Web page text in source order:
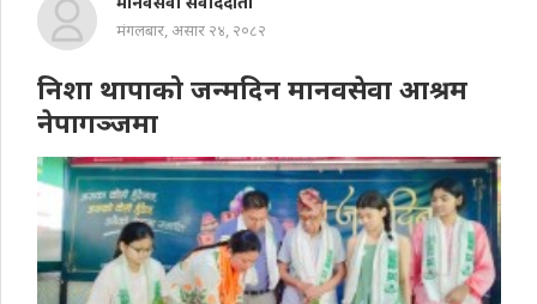
मंगलबार, असार २४, २०८२
निशा थापाको जन्मदिन मानवसेवा आश्रम
नेपागञ्जमा